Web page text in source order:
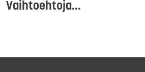
Vaihtoehtoja...